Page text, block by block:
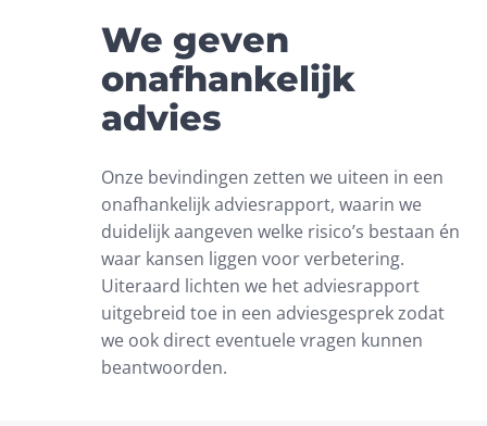
We geven
onafhankelijk
advies
Onze bevindingen zetten we uiteen in een
onafhankelijk adviesrapport, waarin we
duidelijk aangeven welke risico’s bestaan én
waar kansen liggen voor verbetering.
Uiteraard lichten we het adviesrapport
uitgebreid toe in een adviesgesprek zodat
we ook direct eventuele vragen kunnen
beantwoorden.